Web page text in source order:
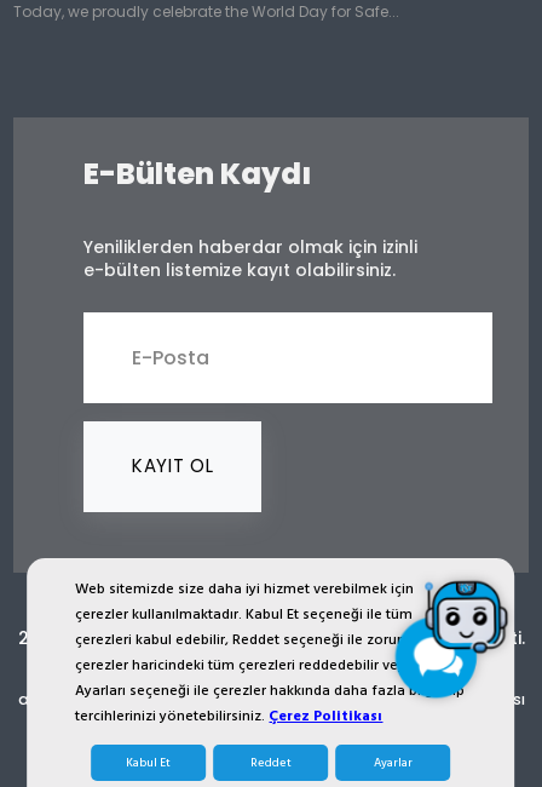
Web sitemizde size daha iyi hizmet verebilmek için
çerezler kullanılmaktadır. Kabul Et seçeneği ile tüm
çerezleri kabul edebilir, Reddet seçeneği ile zorunlu
çerezler haricindeki tüm çerezleri reddedebilir veya Çerez
Ayarları seçeneği ile çerezler hakkında daha fazla bilgi alıp
tercihlerinizi yönetebilirsiniz.Çerez Politikası
Kabul Et Reddet Ayarlar
Today, we proudly celebrate the World Day for Safe...
E-Bülten Kaydı
Yeniliklerden haberdar olmak için izinli
e-bülten listemize kayıt olabilirsiniz.
KAYIT OL
2024 © Copyright İST İşçi Sağlığı Teçhizatı San. Tic. Ltd. Şti.
ist.com.tr internet sitesinde yer alan bütün görsel, yazı, çizim,
animasyon ve diğer materyaller tescilli olup, izinsiz kopyalanması
ya da kullanması yasaktır. Her Hakkı Saklıdır.